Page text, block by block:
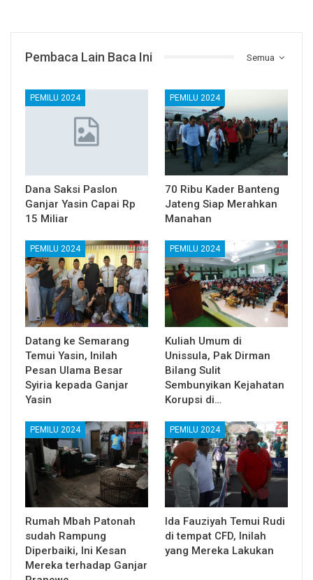
Semua
Pembaca Lain Baca Ini
PEMILU 2024
Dana Saksi Paslon
Ganjar Yasin Capai Rp
15 Miliar
PEMILU 2024
70 Ribu Kader Banteng
Jateng Siap Merahkan
Manahan
PEMILU 2024
Datang ke Semarang
Temui Yasin, Inilah
Pesan Ulama Besar
Syiria kepada Ganjar
Yasin
PEMILU 2024
Kuliah Umum di
Unissula, Pak Dirman
Bilang Sulit
Sembunyikan Kejahatan
Korupsi di…
PEMILU 2024
Rumah Mbah Patonah
sudah Rampung
Diperbaiki, Ini Kesan
Mereka terhadap Ganjar
PEMILU 2024
Ida Fauziyah Temui Rudi
di tempat CFD, Inilah
yang Mereka Lakukan